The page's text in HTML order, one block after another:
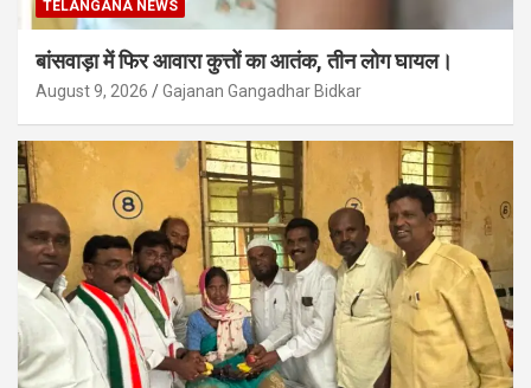
TELANGANA NEWS
बांसवाड़ा में फिर आवारा कुत्तों का आतंक, तीन लोग घायल।
August 9, 2026 Gajanan Gangadhar Bidkar